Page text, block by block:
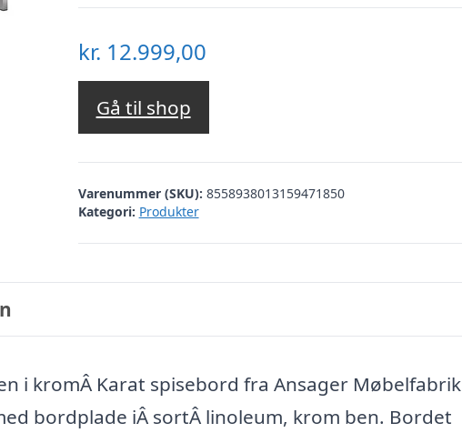
kr. 12.999,00
Gå til shop
Varenummer (SKU): 8558938013159471850
Kategori: Produkter
i kromÂ Karat spisebord fra Ansager Møbelfabrik
bordplade iÂ sortÂ linoleum, krom ben. Bordet